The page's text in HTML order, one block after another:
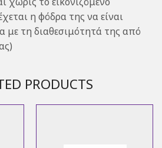
η φόδρα της να είναι
με τη διαθεσιμότητά της από
PRODUCTS